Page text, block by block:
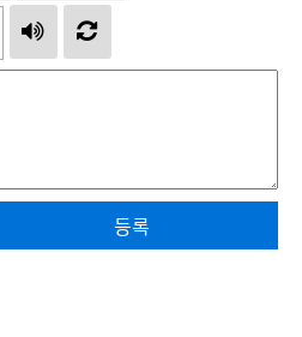
등록